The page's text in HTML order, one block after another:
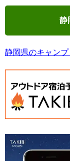
静
静岡県のキャン